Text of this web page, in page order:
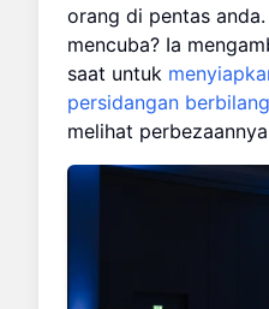
orang di pentas
mencuba? Ia
saat untuk
persidangan
melihat